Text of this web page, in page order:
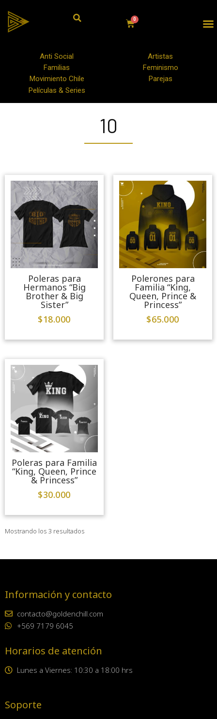
Anti Social
Artistas
Familias
Feminismo
Movimiento Chile
Parejas
Películas & Series
10
Poleras para
Hermanos “Big
Brother & Big
Sister”
$18.000
Polerones para
Familia “King,
Queen, Prince &
Princess”
$65.000
Poleras para Familia
“King, Queen, Prince
& Princess”
$30.000
Mostrando los 3 resultados
Información y contacto
contacto@goldenchill.com
+569 7179 6045
Horarios de atención
Lunes a Viernes: 10:30 a 18:00 hrs
Soporte